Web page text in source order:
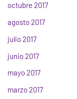
octubre 2017
agosto 2017
julio 2017
junio 2017
mayo 2017
marzo 2017